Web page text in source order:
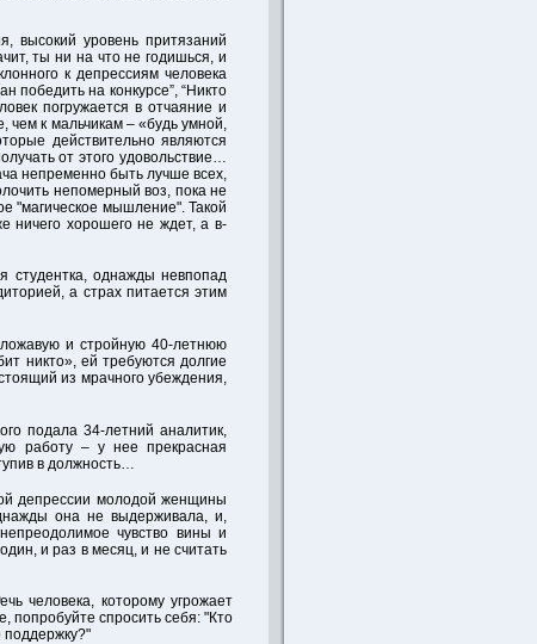
высокий уровень притязаний
ты ни на что не годишься, и
к депрессиям человека
победить на конкурсе”, “Никто
погружается в отчаяние и
чем к мальчикам – «будь умной,
действительно являются
от этого удовольствие…
непременно быть лучше всех,
непомерный воз, пока не
"магическое мышление". Такой
ничего хорошего не ждет, а в-
студентка, однажды невпопад
а страх питается этим
и стройную 40-летнюю
никто», ей требуются долгие
из мрачного убеждения,
подала 34-летний аналитик,
работу – у нее прекрасная
в должность…
депрессии молодой женщины
она не выдерживала, и,
чувство вины и
и раз в месяц, и не считать
человека, которому угрожает
попробуйте спросить себя: "Кто
поддержку?"